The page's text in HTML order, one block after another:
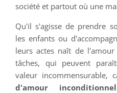
société et partout où une
Qu'il s'agisse de prendre
les enfants ou
leurs actes naît de
tâches, qui peuvent
valeur incommensurable,
d'amour inconditionnel